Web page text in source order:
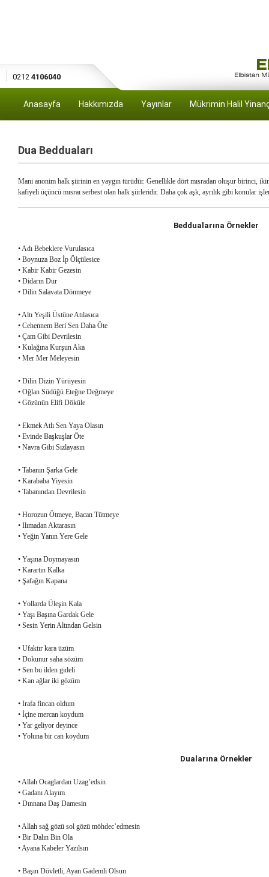
0212 4106040
Anasayfa Hakkımızda Yayınlar Mükrimin Halil
Dua Bedduaları
Mani anonim halk şiirinin en yaygın türüdür. Genellikle dört mısradan oluşur birinci,
kafiyeli üçüncü mısraı serbest olan halk şiirleridir. Daha çok aşk, ayrılık gibi konular
Beddualarına Örnekler
• Adı Bebeklere Vurulasıca
• Boynuza Boz İp Ölçülesice
• Kabir Kabir Gezesin
• Didarın Dur
• Dilin Salavata Dönmeye
• Altı Yeşili Üstüne Atılasıca
• Cehennem Beri Sen Daha Öte
• Çam Gibi Devrilesin
• Kulağına Kurşun Aka
• Mer Mer Meleyesin
• Dilin Dizin Yürüyesin
• Oğlan Südüğü Eteğne Değmeye
• Gözünün Elifi Döküle
• Ekmek Atlı Sen Yaya Olasın
• Evinde Başkuşlar Öte
• Navra Gibi Sızlayasın
• Tabanın Şarka Gele
• Karababa Yiyesin
• Tabanından Devrilesin
• Horozun Ötmeye, Bacan Tütmeye
• Ilımadan Aktarasın
• Yeğin Yanın Yere Gele
• Yaşına Doymayasın
• Karartın Kalka
• Şafağın Kapana
• Yollarda Üleşin Kala
• Yaşı Başına Gardak Gele
• Sesin Yerin Altından Gelsin
• Ufaktır kara üzüm
• Dokunur saha sözüm
• Sen bu ilden gideli
• Kan ağlar iki gözüm
• Irafa fincan oldum
• İçine mercan koydum
• Yar geliyor deyince
• Yoluna bir can koydum
Dualarına Örnekler
• Allah Ocaglardan Uzag’edsin
• Gadanı Alayım
• Dınnana Daş Damesin
• Allah sağ gözü sol gözü möhdec’edmesin
• Bir Dalın Bin Ola
• Ayana Kabeler Yazılsın
• Başın Dövletli, Ayan Gademli Olsun